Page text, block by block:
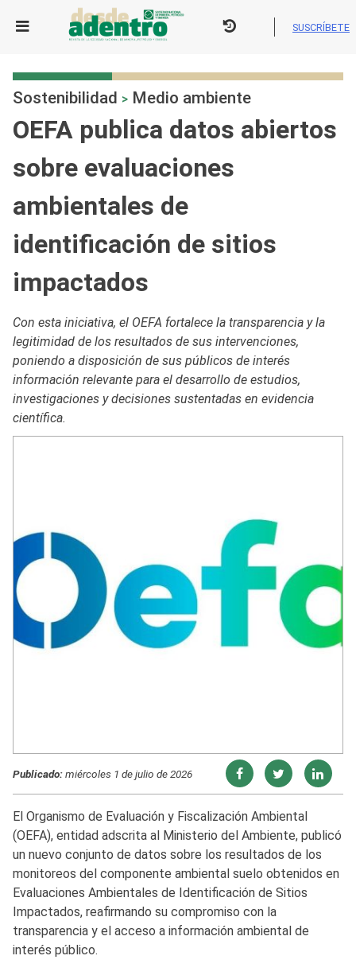
SUSCRÍBETE
Sostenibilidad > Medio ambiente
OEFA publica datos abiertos
sobre evaluaciones
ambientales de
identificación de sitios
impactados
Con esta iniciativa, el OEFA fortalece la transparencia y la
legitimidad de los resultados de sus intervenciones,
poniendo a disposición de sus públicos de interés
información relevante para el desarrollo de estudios,
investigaciones y decisiones sustentadas en evidencia
científica.
Publicado:miércoles 1 de julio de 2026
El Organismo de Evaluación y Fiscalización Ambiental
(OEFA), entidad adscrita al Ministerio del Ambiente, publicó
un nuevo conjunto de datos sobre los resultados de los
monitoreos del componente ambiental suelo obtenidos en
Evaluaciones Ambientales de Identificación de Sitios
Impactados, reafirmando su compromiso con la
transparencia y el acceso a información ambiental de
interés público.